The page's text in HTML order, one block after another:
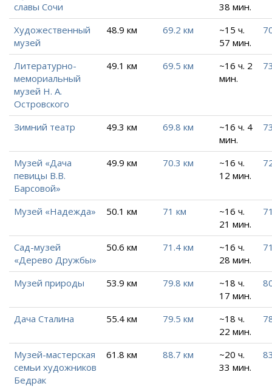
славы Сочи
38 мин.
Художественный
музей
48.9 км 69.2 км
~15 ч.
57 мин.
Литературно-
мемориальный
музей Н. А.
Островского
49.1 км 69.5 км
~16 ч. 2
мин.
Зимний театр 49.3 км 69.8 км
~16 ч. 4
мин.
Музей «Дача
певицы В.В.
Барсовой»
49.9 км 70.3 км
~16 ч.
12 мин.
Музей «Надежда» 50.1 км 71 км
~16 ч.
21 мин.
Сад-музей
«Дерево Дружбы»
50.6 км 71.4 км
~16 ч.
28 мин.
Музей природы 53.9 км 79.8 км
~18 ч.
17 мин.
Дача Сталина 55.4 км 79.5 км
~18 ч.
22 мин.
Музей-мастерская
семьи художников
Бедрак
61.8 км 88.7 км
~20 ч.
33 мин.